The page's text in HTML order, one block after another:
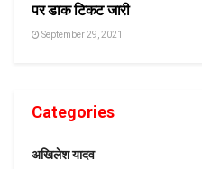
पर डाक टिकट जारी
September 29, 2021
Categories
अखिलेश यादव